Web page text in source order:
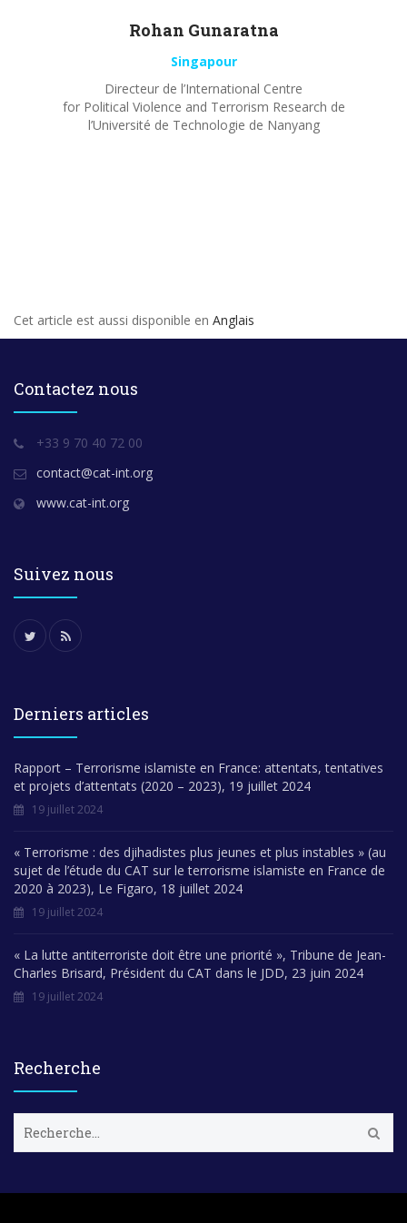
Rohan Gunaratna
Singapour
Directeur de l’International Centre
for Political Violence and Terrorism Research de
l’Université de Technologie de Nanyang
Cet article est aussi disponible en Anglais
Contactez nous
+33 9 70 40 72 00
contact@cat-int.org
www.cat-int.org
Suivez nous
Derniers articles
Rapport – Terrorisme islamiste en France: attentats, tentatives
et projets d’attentats (2020 – 2023), 19 juillet 2024
19 juillet 2024
« Terrorisme : des djihadistes plus jeunes et plus instables » (au
sujet de l’étude du CAT sur le terrorisme islamiste en France de
2020 à 2023), Le Figaro, 18 juillet 2024
19 juillet 2024
« La lutte antiterroriste doit être une priorité », Tribune de Jean-
Charles Brisard, Président du CAT dans le JDD, 23 juin 2024
19 juillet 2024
Recherche
c
e